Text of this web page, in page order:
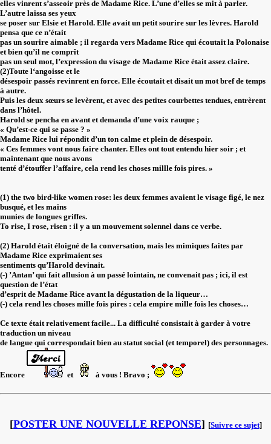
elles vinrent s’asseoir près de Madame Rice. L’une d’elles se mit à parler.
L’autre laissa ses yeux
se poser sur Elsie et Harold. Elle avait un petit sourire sur les lèvres. Harold
pensa que ce n’était
pas un sourire aimable ; il regarda vers Madame Rice qui écoutait la Polonaise
et bien qu’il ne comprît
pas un seul mot, l’expression du visage de Madame Rice était assez claire.
(2)Toute l‘angoisse et le
désespoir passés revinrent en force. Elle écoutait et disait un mot bref de temps
à autre.
Puis les deux sœurs se levèrent, et avec des petites courbettes tendues, entrèrent
dans l’hôtel.
Harold se pencha en avant et demanda d’une voix rauque ;
« Qu’est-ce qui se passe ? »
Madame Rice lui répondit d’un ton calme et plein de désespoir.
« Ces femmes vont nous faire chanter. Elles ont tout entendu hier soir ; et
maintenant que nous avons
tenté d’étouffer l’affaire, cela rend les choses millle fois pires. »
(1) the two bird-like women rose: les deux femmes avaient le visage figé, le nez
busqué, et les mains
munies de longues griffes.
To rise, I rose, risen : il y a un mouvement solennel dans ce verbe.
(2) Harold était éloigné de la conversation, mais les mimiques faites par
Madame Rice exprimaient ses
sentiments qu’Harold devinait.
(-) ’Antan’ qui fait allusion à un passé lointain, ne convenait pas ; ici, il est
question de l’état
d’esprit de Madame Rice avant la dégustation de la liqueur…
(-) cela rend les choses mille fois pires : cela empire mille fois les choses…
Ce texte était relativement facile... La difficulté consistait à garder à votre
traduction un niveau
de langue qui correspondait bien au statut social (et temporel) des personnages.
Encore et à vous ! Bravo ;
[POSTER UNE NOUVELLE REPONSE] [Suivre ce sujet]